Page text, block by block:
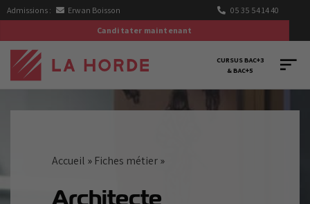
Passer
contenu
Admissions : Erwan Boisson
05 35 54 14 40
Canditater maintenant
CURSUS BAC+3
& BAC+5
Accueil » Fiches métier»
Architecte